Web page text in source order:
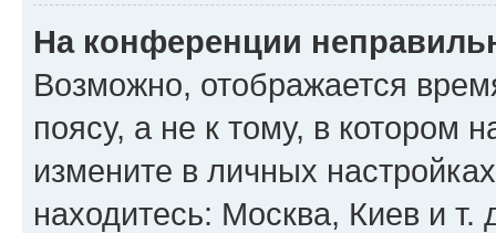
На конференции
Возможно, отображается
поясу, а не к тому, в котором
измените в личных
находитесь: Москва, Киев и т.